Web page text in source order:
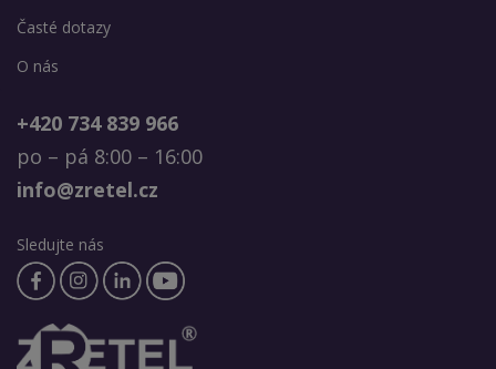
Časté dotazy
O nás
+420 734 839 966
po – pá 8:00 – 16:00
info@zretel.cz
Sledujte nás